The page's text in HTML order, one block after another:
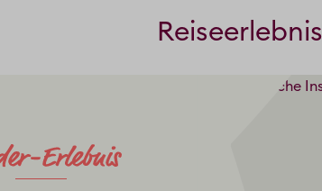
Reiseerlebnis